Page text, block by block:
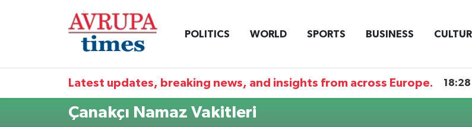
POLITICS WORLD SPORTS BUSINESS
Latest updates, breaking news, and insights from across Europe. 18:28
Çanakçı Namaz Vakitleri
Nöbetçi Eczaneler
Namaz Vakitleri